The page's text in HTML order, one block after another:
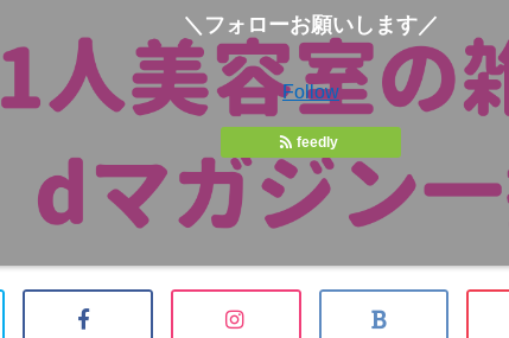
＼フォローお願いします／
Follow
feedly